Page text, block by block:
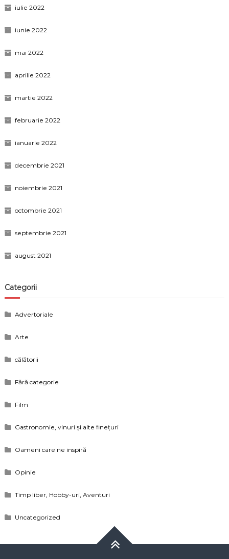
iulie 2022
iunie 2022
mai 2022
aprilie 2022
martie 2022
februarie 2022
ianuarie 2022
decembrie 2021
noiembrie 2021
octombrie 2021
septembrie 2021
august 2021
Categorii
Advertoriale
Arte
călătorii
Fără categorie
Film
Gastronomie, vinuri și alte finețuri
Oameni care ne inspiră
Opinie
Timp liber, Hobby-uri, Aventuri
Uncategorized